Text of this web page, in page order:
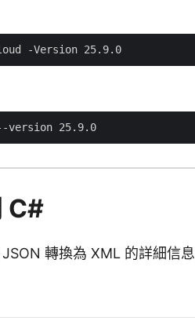
C#
轉換為 XML 的詳細信